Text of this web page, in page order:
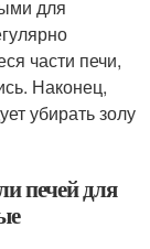
для
части печи,
Наконец,
убирать золу
печей для